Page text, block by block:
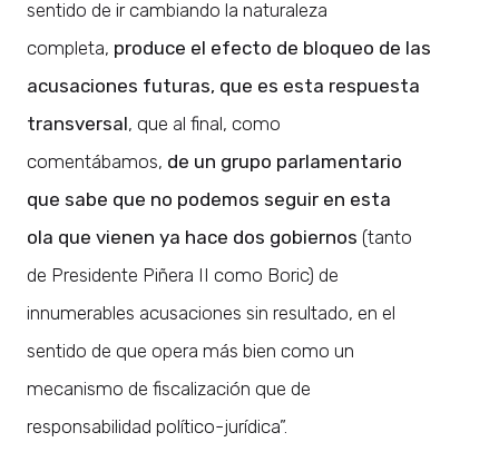
sentido de ir cambiando la naturaleza
completa, produce el efecto de bloqueo de las
acusaciones futuras, que es esta respuesta
transversal, que al final, como
comentábamos, de un grupo parlamentario
que sabe que no podemos seguir en esta
ola que vienen ya hace dos gobiernos (tanto
de Presidente Piñera II como Boric) de
innumerables acusaciones sin resultado, en el
sentido de que opera más bien como un
mecanismo de fiscalización que de
responsabilidad político-jurídica”.